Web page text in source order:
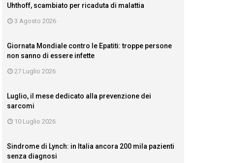
Uhthoff, scambiato per ricaduta di malattia
3 Agosto 2026
Giornata Mondiale contro le Epatiti: troppe persone
non sanno di essere infette
27 Luglio 2026
Luglio, il mese dedicato alla prevenzione dei
sarcomi
10 Luglio 2026
Sindrome di Lynch: in Italia ancora 200 mila pazienti
senza diagnosi